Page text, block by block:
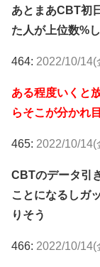
あとまあCBT初
た人が上位数%
464: 2022/10/
ある程度いくと
らそこが分かれ
465: 2022/10/
CBTのデータ引
ことになるしガ
りそう
466: 2022/10/14(